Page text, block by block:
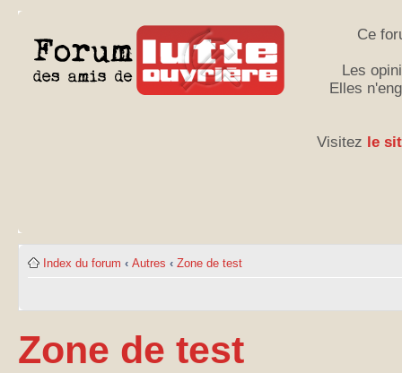
Ce
Les
Elles
Visitez le
Index du forum ‹ Autres ‹ Zone de test
Zone de test